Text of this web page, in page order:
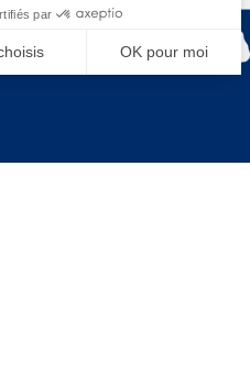
par
OK pour moi
: Personnalisez
d'adapter et de gérer vos